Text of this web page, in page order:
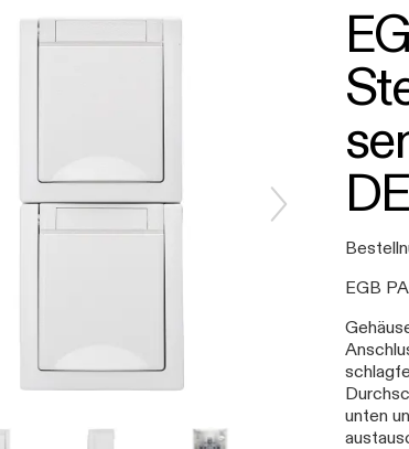
DE
EGB
unten